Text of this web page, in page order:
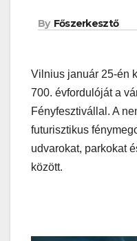
By Főszerkesztő
Vilnius január 25-én
700. évfordulóját a
Fényfesztivállal. A
futurisztikus
udvarokat, parkokat
között.